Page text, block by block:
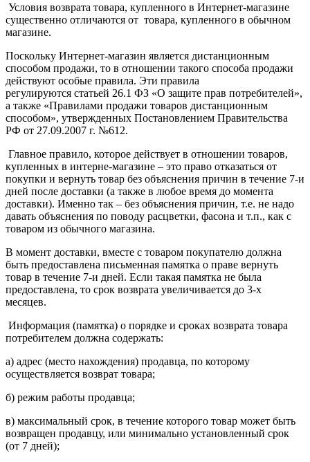
Условия возврата товара, купленного в Интернет-магазине
существенно отличаются от товара, купленного в обычном
магазине.
Поскольку Интернет-магазин является дистанционным
способом продажи, то в отношении такого способа продажи
действуют особые правила. Эти правила
регулируются статьей 26.1 ФЗ «О защите прав потребителей»,
а также «Правилами продажи товаров дистанционным
способом», утвержденных Постановлением Правительства
РФ от 27.09.2007 г. №612.
Главное правило, которое действует в отношении товаров,
купленных в интерне-магазине – это право отказаться от
покупки и вернуть товар без объяснения причин в течение 7-и
дней после доставки (а также в любое время до момента
доставки). Именно так – без объяснения причин, т.е. не надо
давать объяснения по поводу расцветки, фасона и т.п., как с
товаром из обычного магазина.
В момент доставки, вместе с товаром покупателю должна
быть предоставлена письменная памятка о праве вернуть
товар в течение 7-и дней. Если такая памятка не была
предоставлена, то срок возврата увеличивается до 3-х
месяцев.
Информация (памятка) о порядке и сроках возврата товара
потребителем должна содержать:
а) адрес (место нахождения) продавца, по которому
осуществляется возврат товара;
б) режим работы продавца;
в) максимальный срок, в течение которого товар может быть
возвращен продавцу, или минимально установленный срок
(от 7 дней);